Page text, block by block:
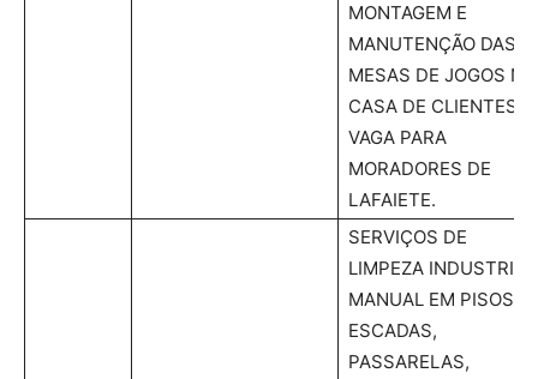
MONTAGEM E
MANUTENÇÃO DAS
MESAS DE JOGOS NA
CASA DE CLIENTES.
VAGA PARA
MORADORES DE
LAFAIETE.
SERVIÇOS DE
LIMPEZA INDUSTRIAL
MANUAL EM PISOS,
ESCADAS,
PASSARELAS,